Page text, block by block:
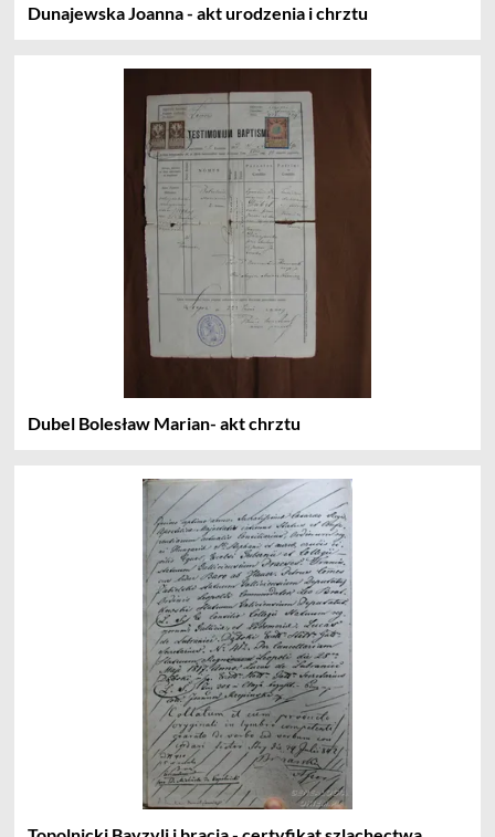
Dunajewska Joanna - akt urodzenia i chrztu
Dubel Bolesław Marian- akt chrztu